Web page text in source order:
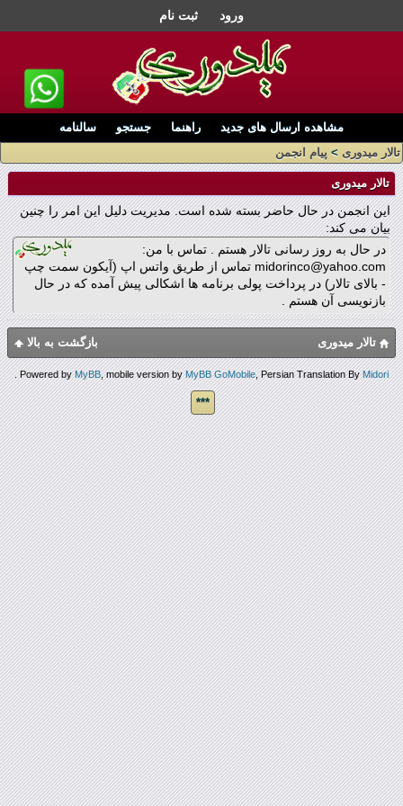
ورود ثبت نام
مشاهده ارسال های جدید راهنما جستجو
سالنامه
تالار میدوری > پیام انجمن
تالار میدوری
این انجمن در حال حاضر بسته شده است. مدیریت دلیل این امر را چنین
بیان می کند:
در حال به روز رسانی تالار هستم . تماس با من:
midorinco@yahoo.com تماس از طریق واتس اپ (آیکون سمت چپ
- بالای تالار) در پرداخت پولی برنامه ها اشکالی پیش آمده که در حال
بازنویسی آن هستم .
بازگشت به بالا تالار میدوری
Powered byMyBB, mobile version byMyBB GoMobile, Persian Translation ByMidori
.
***